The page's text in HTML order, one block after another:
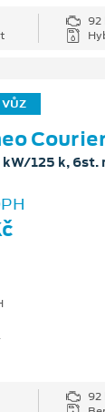
92
VŮZ
kW/125 k, 6st.
92